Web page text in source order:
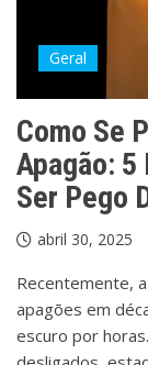
Geral
Como Se
Apagão: 5
Ser Pego
abril 30, 2025
Recentemente,
apagões em
escuro por